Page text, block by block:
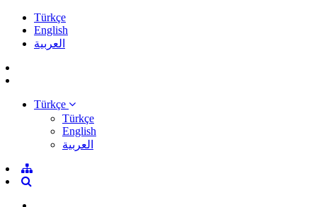
Türkçe
English
العربية
Türkçe
Türkçe
English
العربية